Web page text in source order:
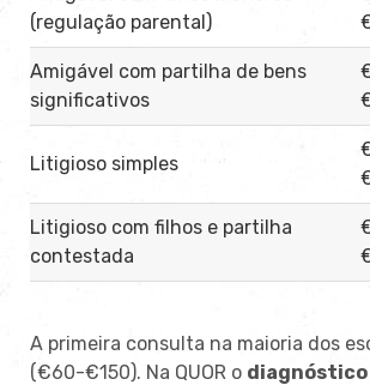
(regulação parental)
Amigável com partilha de bens
significativos
Litigioso simples
Litigioso com filhos e partilha
contestada
A primeira consulta na maioria dos
(€60-€150). Na QUOR o